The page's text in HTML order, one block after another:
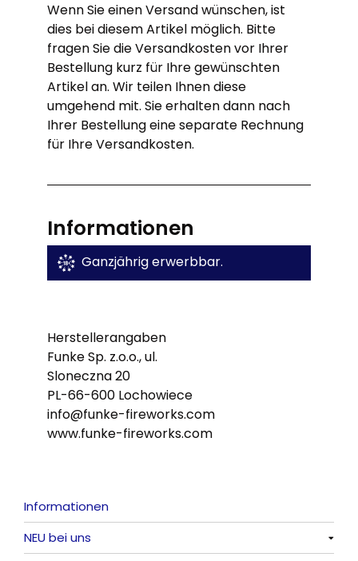
Wenn Sie einen Versand wünschen, ist
dies bei diesem Artikel möglich. Bitte
fragen Sie die Versandkosten vor Ihrer
Bestellung kurz für Ihre gewünschten
Artikel an. Wir teilen Ihnen diese
umgehend mit. Sie erhalten dann nach
Ihrer Bestellung eine separate Rechnung
für Ihre Versandkosten.
Informationen
Ganzjährig erwerbbar.
Herstellerangaben
Funke Sp. z.o.o., ul.
Sloneczna 20
PL-66-600 Lochowiece
info@funke-fireworks.com
www.funke-fireworks.com
Informationen
NEU bei uns